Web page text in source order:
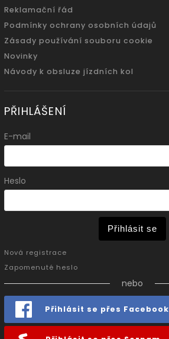
Reklamační řád
Podmínky ochrany osobních údajů
Zásady používání souboru cookie
Novinky
Návody k obsluze jízdních kol
PŘIHLÁŠENÍ
E-mail
Heslo
Přihlásit se
Nová registrace
Zapomenuté heslo
nebo
Přihlásit se přes Facebook